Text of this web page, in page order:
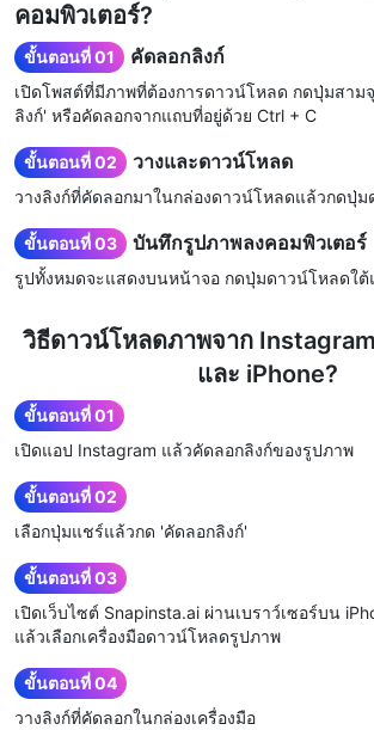
คอมพิวเตอร์?
ขั้นตอนที่ 01 คัดลอกลิงก์
เปิดโพสต์ที่มีภาพที่ต้องการดาวน์โหลด กดปุ่มสาม
ลิงก์' หรือคัดลอกจากแถบที่อยู่ด้วย Ctrl + C
ขั้นตอนที่ 02 วางและดาวน์โหลด
วางลิงก์ที่คัดลอกมาในกล่องดาวน์โหลดแล้วกดปุ่
ขั้นตอนที่ 03 บันทึกรูปภาพลงคอมพิวเตอร์
รูปทั้งหมดจะแสดงบนหน้าจอ กดปุ่มดาวน์โหลดใ
วิธีดาวน์โหลดภาพจาก
และ iPhone?
ขั้นตอนที่ 01
เปิดแอป Instagram แล้วคัดลอกลิงก์ของรูปภาพ
ขั้นตอนที่ 02
เลือกปุ่มแชร์แล้วกด 'คัดลอกลิงก์'
ขั้นตอนที่ 03
เปิดเว็บไซต์ Snapinsta.ai ผ่านเบราว์เซอร์บน
แล้วเลือกเครื่องมือดาวน์โหลดรูปภาพ
ขั้นตอนที่ 04
วางลิงก์ที่คัดลอกในกล่องเครื่องมือ